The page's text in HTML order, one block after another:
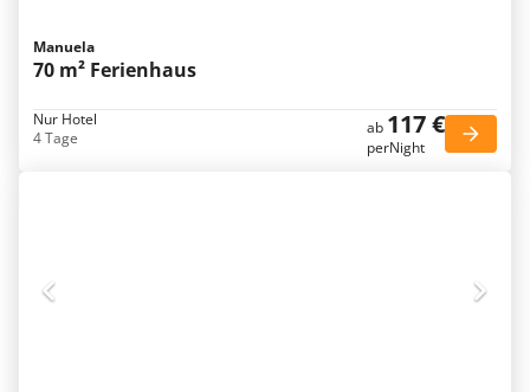
Manuela
70 m² Ferienhaus
Nur Hotel
4 Tage
ab 117 €
perNight